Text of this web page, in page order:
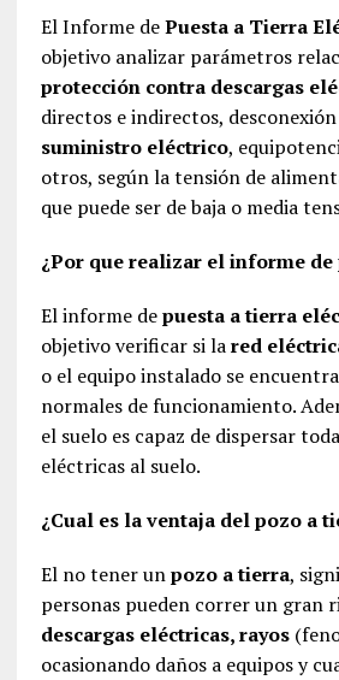
El Informe dePuesta a Tierra
objetivo analizar parámetros
protección contra descargas
directos e indirectos,
suministro eléctrico,
otros, según la tensión de
que puede ser de baja o media
¿Por que realizar el informe de
El informe depuesta a tierra
objetivo verificar si lared
o el equipo instalado se
normales de funcionamiento.
el suelo es capaz de dispersar
eléctricas al suelo.
¿Cual es la ventaja del pozo a
El no tener unpozo a tierra,
personas pueden correr un gran
descargas eléctricas, rayos
ocasionando daños a equipos y